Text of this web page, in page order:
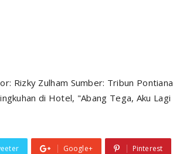
Rizky Zulham Sumber: Tribun
di Hotel, "Abang Tega, Aku
Google+ Pinterest